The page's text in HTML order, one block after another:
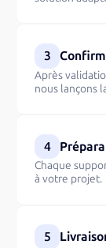
3
Après
nous lançons
4
Chaque
à votre projet.
5